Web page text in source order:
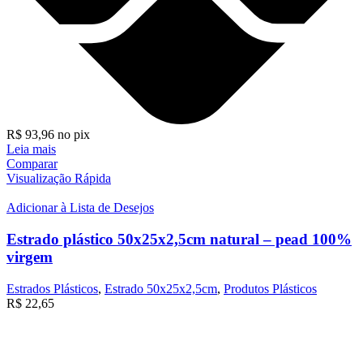
R$ 93,96 no pix
Leia mais
Comparar
Visualização Rápida
Adicionar à Lista de Desejos
Estrado plástico 50x25x2,5cm natural – pead 100%
virgem
Estrados Plásticos, Estrado 50x25x2,5cm, Produtos Plásticos
R$ 22,65